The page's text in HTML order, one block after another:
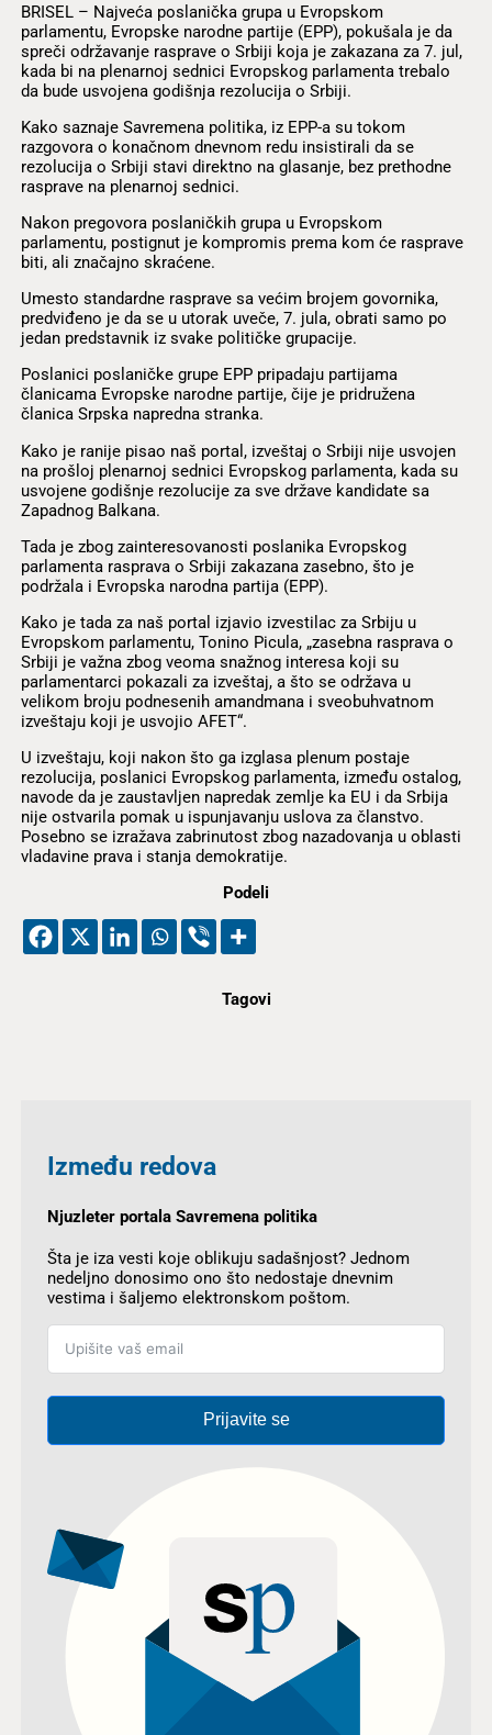
BRISEL – Najveća poslanička grupa u Evropskom
parlamentu, Evropske narodne partije (EPP), pokušala je da
spreči održavanje rasprave o Srbiji koja je zakazana za 7. jul,
kada bi na plenarnoj sednici Evropskog parlamenta trebalo
da bude usvojena godišnja rezolucija o Srbiji.
Kako saznaje Savremena politika, iz EPP-a su tokom
razgovora o konačnom dnevnom redu insistirali da se
rezolucija o Srbiji stavi direktno na glasanje, bez prethodne
rasprave na plenarnoj sednici.
Nakon pregovora poslaničkih grupa u Evropskom
parlamentu, postignut je kompromis prema kom će rasprave
biti, ali značajno skraćene.
Umesto standardne rasprave sa većim brojem govornika,
predviđeno je da se u utorak uveče, 7. jula, obrati samo po
jedan predstavnik iz svake političke grupacije.
Poslanici poslaničke grupe EPP pripadaju partijama
članicama Evropske narodne partije, čije je pridružena
članica Srpska napredna stranka.
Kako je ranije pisao naš portal, izveštaj o Srbiji nije usvojen
na prošloj plenarnoj sednici Evropskog parlamenta, kada su
usvojene godišnje rezolucije za sve države kandidate sa
Zapadnog Balkana.
Tada je zbog zainteresovanosti poslanika Evropskog
parlamenta rasprava o Srbiji zakazana zasebno, što je
podržala i Evropska narodna partija (EPP).
Kako je tada za naš portal izjavio izvestilac za Srbiju u
Evropskom parlamentu, Tonino Picula, „zasebna rasprava o
Srbiji je važna zbog veoma snažnog interesa koji su
parlamentarci pokazali za izveštaj, a što se održava u
velikom broju podnesenih amandmana i sveobuhvatnom
izveštaju koji je usvojio AFET“.
U izveštaju, koji nakon što ga izglasa plenum postaje
rezolucija, poslanici Evropskog parlamenta, između ostalog,
navode da je zaustavljen napredak zemlje ka EU i da Srbija
nije ostvarila pomak u ispunjavanju uslova za članstvo.
Posebno se izražava zabrinutost zbog nazadovanja u oblasti
vladavine prava i stanja demokratije.
Podeli
Tagovi
Između redova
Njuzleter portala Savremena politika
Šta je iza vesti koje oblikuju sadašnjost? Jednom
nedeljno donosimo ono što nedostaje dnevnim
vestima i šaljemo elektronskom poštom.
Prijavite se